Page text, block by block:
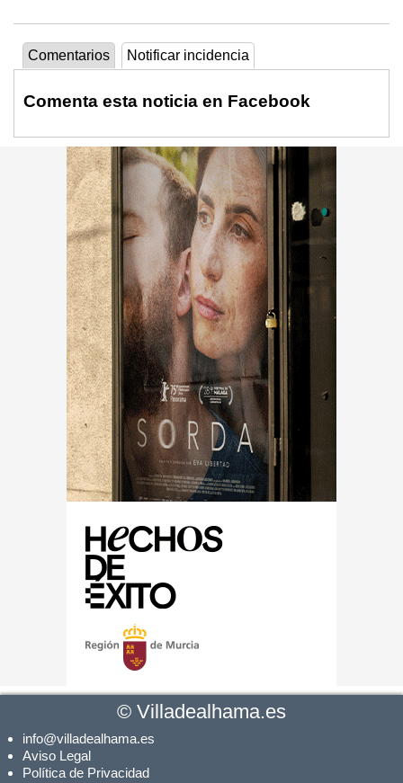
Comentarios Notificar incidencia
Comenta esta noticia en Facebook
© Villadealhama.es
info@villadealhama.es
Aviso Legal
Política de Privacidad